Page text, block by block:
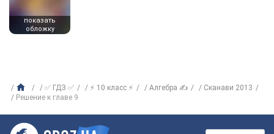
показать
обложку
✅ ГДЗ ✅ ⚡ 10 класс ⚡ Алгебра ✍
Сканави 2013
Решение к главе 9